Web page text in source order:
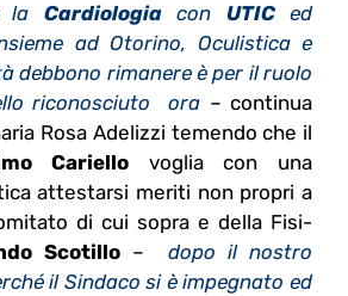
la Cardiologiacon UTICed
ad Otorino, Oculistica e
debbono rimanere è per il ruolo
riconosciuto ora – continua
Rosa Adelizzi temendo che il
Cariello voglia con una
attestarsi meriti non propri a
di cui sopra e della Fisi-
Scotillo –
dopo il nostro
il Sindaco si è impegnato ed